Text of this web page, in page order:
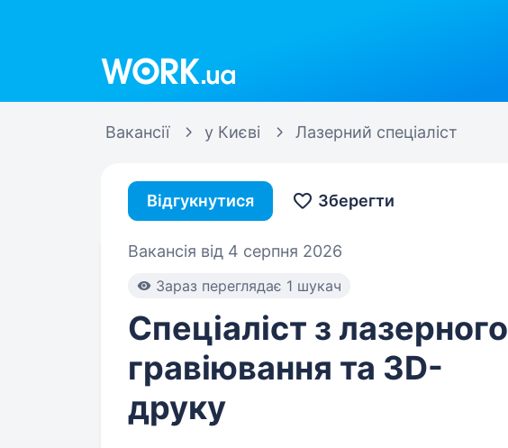
Вакансії у Києві Лазерний спеціаліст
Відгукнутися Зберегти
Вакансія від 4 серпня 2026
Зараз переглядає 1 шукач
Спеціаліст з лазерного
гравіювання та 3D-
друку